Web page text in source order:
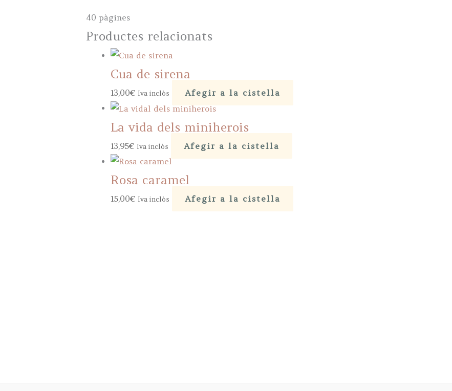
40 pàgines
Productes relacionats
Cua de sirena
13,00€ Iva inclòs Afegir a la cistella
La vida dels miniherois
13,95€ Iva inclòs Afegir a la cistella
Rosa caramel
15,00€ Iva inclòs Afegir a la cistella